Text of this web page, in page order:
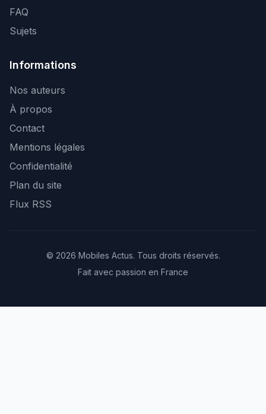
FAQ
Sujets
Informations
Nos auteurs
À propos
Contact
Mentions légales
Confidentialité
Plan du site
Flux RSS
© 2026 Mobiles Actus. Tous droits réservés.
Fait avec passion en France